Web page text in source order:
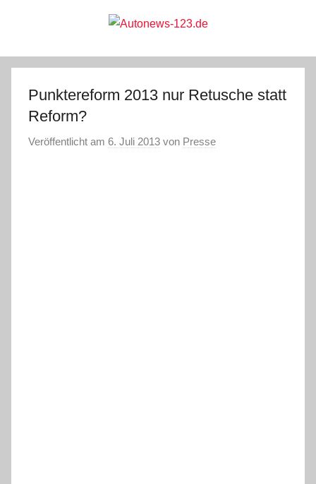
Autonews-
123.de
Punktereform 2013 nur Retusche statt
Reform?
Veröffentlicht am 6. Juli 2013 von Presse